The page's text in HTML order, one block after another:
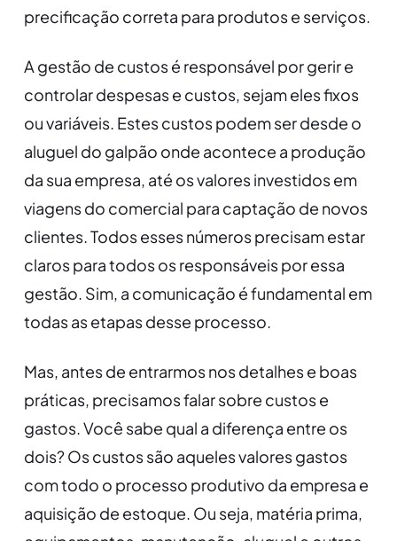
precificação correta para produtos e serviços.
A gestão de custos é responsável por gerir e
controlar despesas e custos, sejam eles fixos
ou variáveis. Estes custos podem ser desde o
aluguel do galpão onde acontece a produção
da sua empresa, até os valores investidos em
viagens do comercial para captação de novos
clientes. Todos esses números precisam estar
claros para todos os responsáveis por essa
gestão. Sim, a comunicação é fundamental em
todas as etapas desse processo.
Mas, antes de entrarmos nos detalhes e boas
práticas, precisamos falar sobre custos e
gastos. Você sabe qual a diferença entre os
dois? Os custos são aqueles valores gastos
com todo o processo produtivo da empresa e
aquisição de estoque. Ou seja, matéria prima,